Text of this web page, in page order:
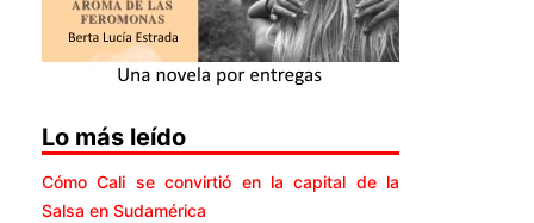
Lo más leído
Cómo Cali se convirtió en la capital de la
Salsa en Sudamérica